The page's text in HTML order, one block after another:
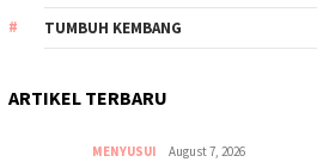
TUMBUH KEMBANG
ARTIKEL TERBARU
MENYUSUI August 7, 2026